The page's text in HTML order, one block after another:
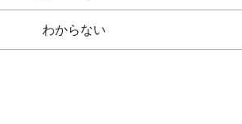
わからない